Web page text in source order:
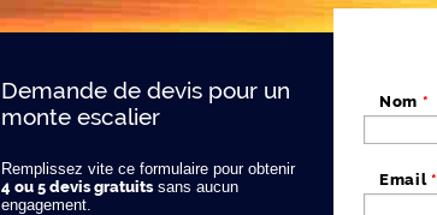
Demande de devis pour un
monte escalier
Remplissez vite ce formulaire pour obtenir
4 ou 5 devis gratuitssans aucun
engagement.
Nom *
Email *